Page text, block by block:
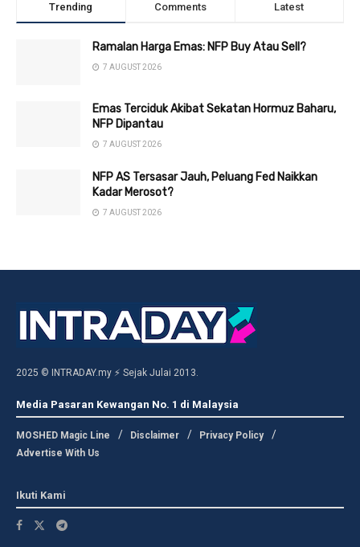
Trending Comments Latest
Ramalan Harga Emas: NFP Buy Atau Sell?
7 AUGUST 2026
Emas Terciduk Akibat Sekatan Hormuz Baharu,
NFP Dipantau
7 AUGUST 2026
NFP AS Tersasar Jauh, Peluang Fed Naikkan
Kadar Merosot?
7 AUGUST 2026
2025 © INTRADAY.my ⚡ Sejak Julai 2013.
Media Pasaran Kewangan No. 1 di Malaysia
MOSHED Magic Line Disclaimer
Privacy Policy
Advertise With Us
Ikuti Kami